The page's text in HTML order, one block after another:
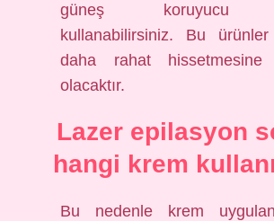
güneş koruyucu
kullanabilirsiniz. Bu
daha rahat hissetmesine
olacaktır.
Lazer epilasyon
hangi krem
Bu nedenle krem